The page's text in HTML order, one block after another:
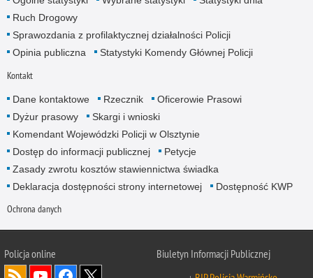
Ruch Drogowy
Sprawozdania z profilaktycznej działalności Policji
Opinia publiczna
Statystyki Komendy Głównej Policji
Kontakt
Dane kontaktowe Rzecznik
Oficerowie Prasowi
Dyżur prasowy
Skargi i wnioski
Komendant Wojewódzki Policji w Olsztynie
Dostęp do informacji publicznej
Petycje
Zasady zwrotu kosztów stawiennictwa świadka
Deklaracja dostępności strony internetowej
Dostępność KWP
Ochrona danych
Policja online
Biuletyn Informacji Publicznej